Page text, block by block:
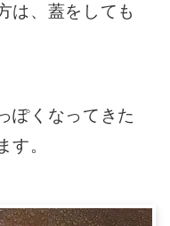
は、蓋をしても
ぽくなってきた
す。